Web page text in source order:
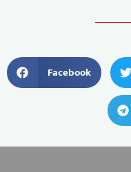
Facebook